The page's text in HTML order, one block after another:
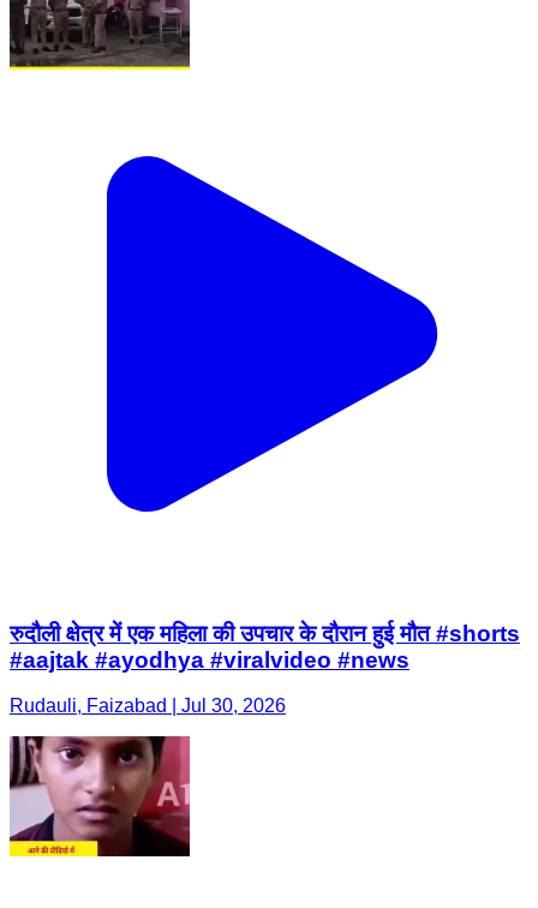
रुदौली क्षेत्र में एक महिला की उपचार के दौरान हुई मौत #shorts
#aajtak #ayodhya #viralvideo #news
Rudauli, Faizabad | Jul 30, 2026